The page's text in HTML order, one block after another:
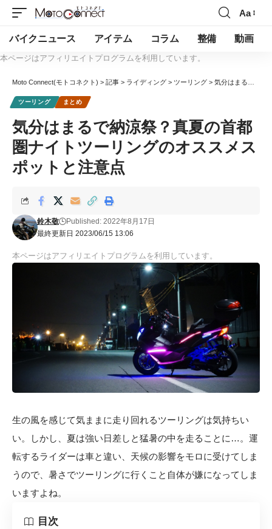
Aa
バイクニュース アイテム コラム 整備 動画
本ページはアフィリエイトプログラムを利用しています。
Moto Connect(モトコネクト) > 記事 > ライディング > ツーリング > 気分はまるで納涼祭？真夏の首都圏ナイトツーリングのオススメスポットと注意点
ツーリング まとめ
気分はまるで納涼祭？真夏の首都
圏ナイトツーリングのオススメス
ポットと注意点
最終更新日 2023/06/15 13:06
鈴木敬 Published: 2022年8月17日
本ページはアフィリエイトプログラムを利用しています。
生の風を感じて気ままに走り回れるツーリングは気持ちい
い。しかし、夏は強い日差しと猛暑の中を走ることに…。運
転するライダーは車と違い、天候の影響をモロに受けてしま
うので、暑さでツーリングに行くこと自体が嫌になってしま
いますよね。
目次